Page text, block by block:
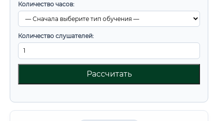
Количество часов:
Количество слушателей:
Рассчитать